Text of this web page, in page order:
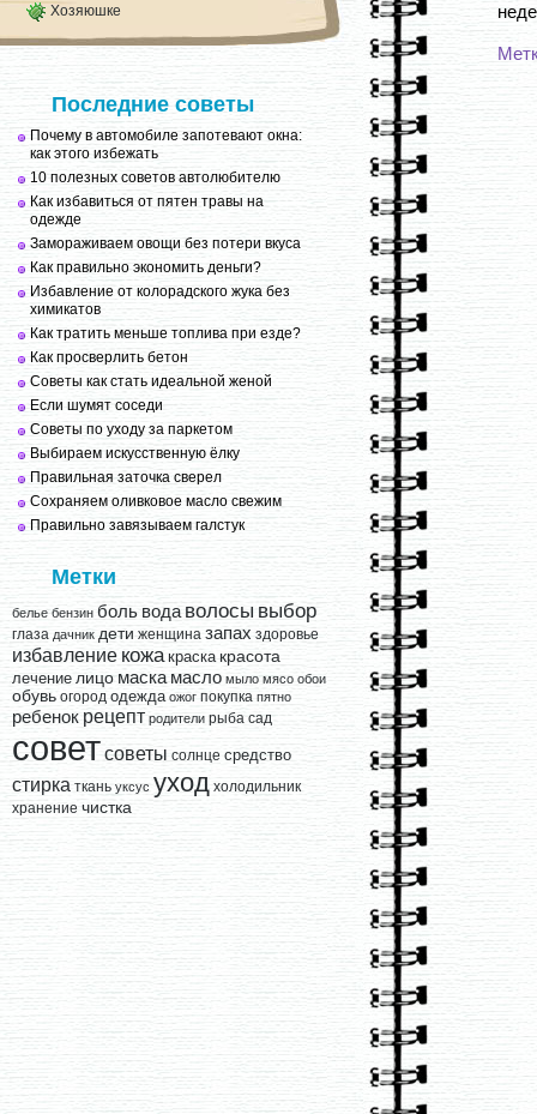
Хозяюшке
Последние советы
Почему в автомобиле запотевают окна:
как этого избежать
10 полезных советов автолюбителю
Как избавиться от пятен травы на
одежде
Замораживаем овощи без потери вкуса
Как правильно экономить деньги?
Избавление от колорадского жука без
химикатов
Как тратить меньше топлива при езде?
Как просверлить бетон
Советы как стать идеальной женой
Если шумят соседи
Советы по уходу за паркетом
Выбираем искусственную ёлку
Правильная заточка сверел
Сохраняем оливковое масло свежим
Правильно завязываем галстук
Метки
белье бензин боль вода волосы выбор
глаза дачник дети женщина запах здоровье
избавление кожа краска красота
лечение лицо маска масло мыло мясо обои
обувь огород одежда ожог покупка пятно
ребенок рецепт родители рыба сад
советсоветы солнце средство
стирка ткань уксус уход холодильник
хранение чистка